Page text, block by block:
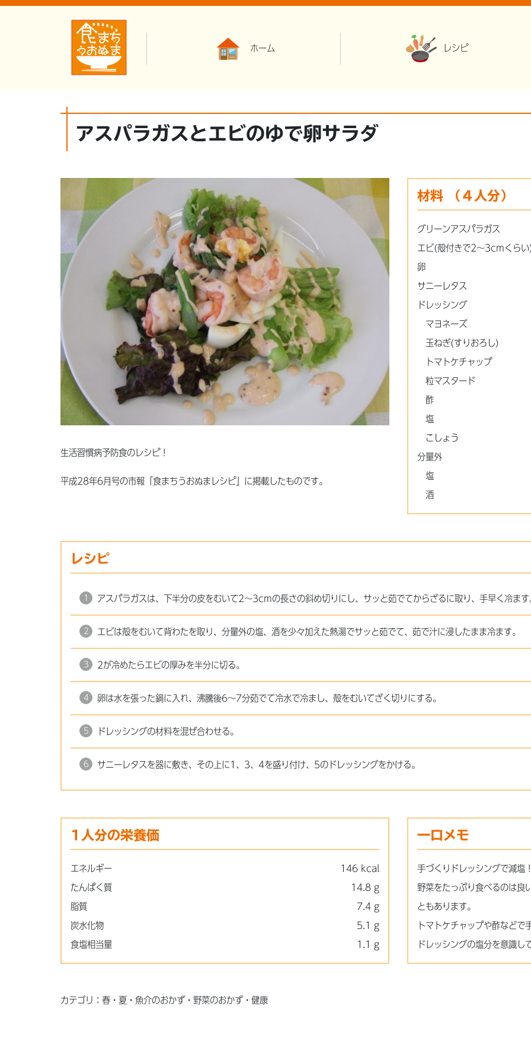
ホーム レシピ
アスパラガスとエビのゆで卵サラダ
生活習慣病予防食のレシピ！
平成28年6月号の市報「食まちうおぬまレシピ」に掲載したものです。
材料 （４人分）
グリーンアスパラガス
エビ(殻付きで2～3cmくら
卵
サニーレタス
ドレッシング
マヨネーズ
玉ねぎ(すりおろし)
トマトケチャップ
粒マスタード
酢
塩
こしょう
分量外
塩
酒
レシピ
アスパラガスは、下半分の皮をむいて2～3cmの長さの斜め切りにし、サッと茹でてからざるに取り、手早く冷ます
エビは殻をむいて背わたを取り、分量外の塩、酒を少々加えた熱湯でサッと茹でて、茹で汁に浸したまま冷ます。
2が冷めたらエビの厚みを半分に切る。
卵は水を張った鍋に入れ、沸騰後6～7分茹でて冷水で冷まし、殻をむいてざく切りにする。
ドレッシングの材料を混ぜ合わせる。
サニーレタスを器に敷き、その上に1、3、4を盛り付け、5のドレッシングをかける。
1人分の栄養価
エネルギー
146 kcal
たんぱく質
14.8 g
脂質
7.4 g
炭水化物
5.1 g
食塩相当量
1.1 g
一口メモ
手づくりドレッシングで減塩
野菜をたっぷり食べるのは良
ともあります。
トマトケチャップや酢などで
ドレッシングの塩分を意識し
カテゴリ：春・夏・魚介のおかず・野菜のおかず・健康